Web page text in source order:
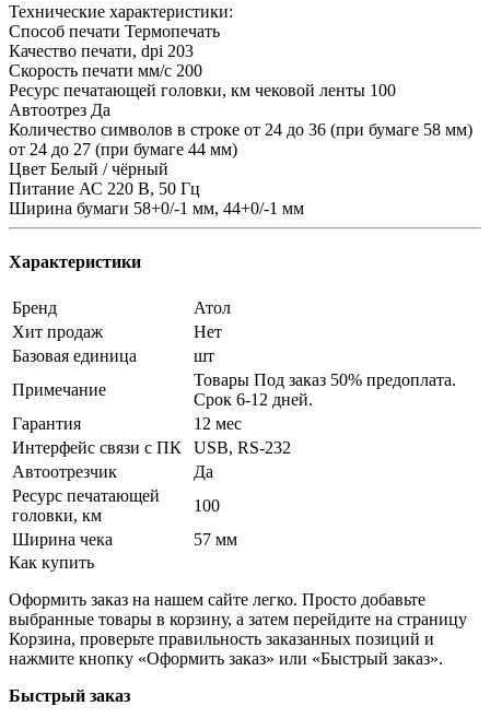
Технические характеристики:
Способ печати Термопечать
Качество печати, dpi 203
Скорость печати мм/с 200
Ресурс печатающей головки, км чековой ленты 100
Автоотрез Да
Количество символов в строке от 24 до 36 (при бумаге 58 мм)
от 24 до 27 (при бумаге 44 мм)
Цвет Белый / чёрный
Питание АС 220 В, 50 Гц
Ширина бумаги 58+0/-1 мм, 44+0/-1 мм
Характеристики
Бренд
Атол
Хит продаж
Нет
Базовая единица
шт
Примечание
Товары Под заказ 50% предоплата.
Срок 6-12 дней.
Гарантия
12 мес
Интерфейс связи с ПК
USB, RS-232
Автоотрезчик
Да
Ресурс печатающей
головки, км
100
Ширина чека
57 мм
Как купить
Оформить заказ на нашем сайте легко. Просто добавьте
выбранные товары в корзину, а затем перейдите на страницу
Корзина, проверьте правильность заказанных позиций и
нажмите кнопку «Оформить заказ» или «Быстрый заказ».
Быстрый заказ